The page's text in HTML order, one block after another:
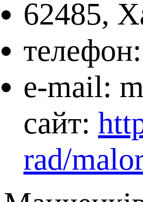
62485,
e-mail:
сайт:
rad/